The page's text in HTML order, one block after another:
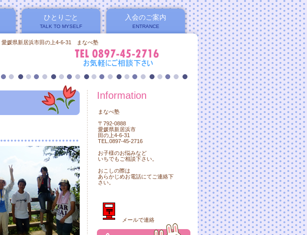
愛媛県新居浜市田の上4-6-31 まなべ塾
ひとりごと
TALK TO MYSELF
入会のご案内
ENTRANCE
Information
まなべ塾
〒792-0888
愛媛県新居浜市
田の上4-6-31
TEL.0897-45-2716
お子様のお悩みなど
いちでもご相談下さい。
おこしの際は
あらかじめお電話にてご連絡下
さい。
メールで連絡